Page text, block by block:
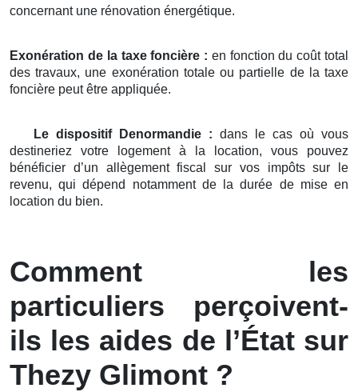
concernant une rénovation énergétique.
Exonération de la taxe foncière : en fonction du coût total
des travaux, une exonération totale ou partielle de la taxe
foncière peut être appliquée.
Le dispositif Denormandie : dans le cas où vous
destineriez votre logement à la location, vous pouvez
bénéficier d’un allègement fiscal sur vos impôts sur le
revenu, qui dépend notamment de la durée de mise en
location du bien.
Comment les
particuliers perçoivent-
ils les aides de l’État sur
Thezy Glimont ?